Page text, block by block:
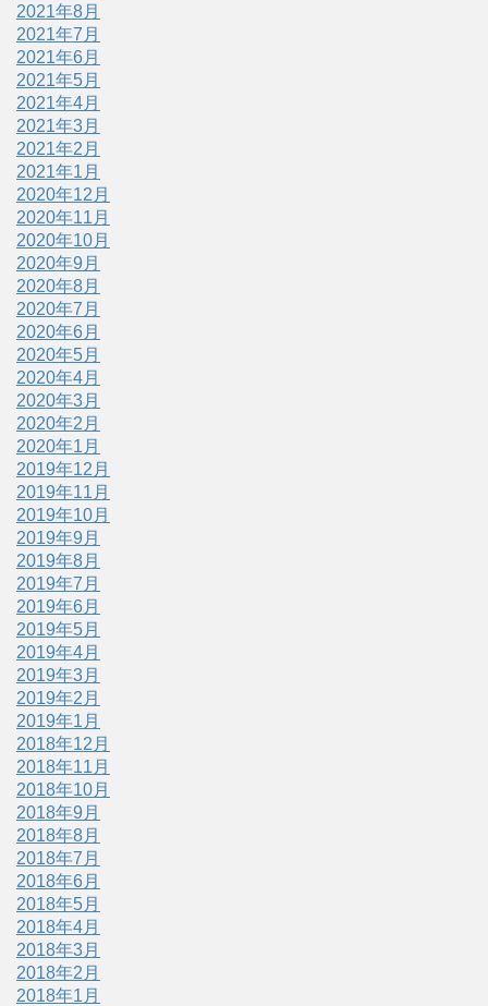
2021年8月
2021年7月
2021年6月
2021年5月
2021年4月
2021年3月
2021年2月
2021年1月
2020年12月
2020年11月
2020年10月
2020年9月
2020年8月
2020年7月
2020年6月
2020年5月
2020年4月
2020年3月
2020年2月
2020年1月
2019年12月
2019年11月
2019年10月
2019年9月
2019年8月
2019年7月
2019年6月
2019年5月
2019年4月
2019年3月
2019年2月
2019年1月
2018年12月
2018年11月
2018年10月
2018年9月
2018年8月
2018年7月
2018年6月
2018年5月
2018年4月
2018年3月
2018年2月
2018年1月